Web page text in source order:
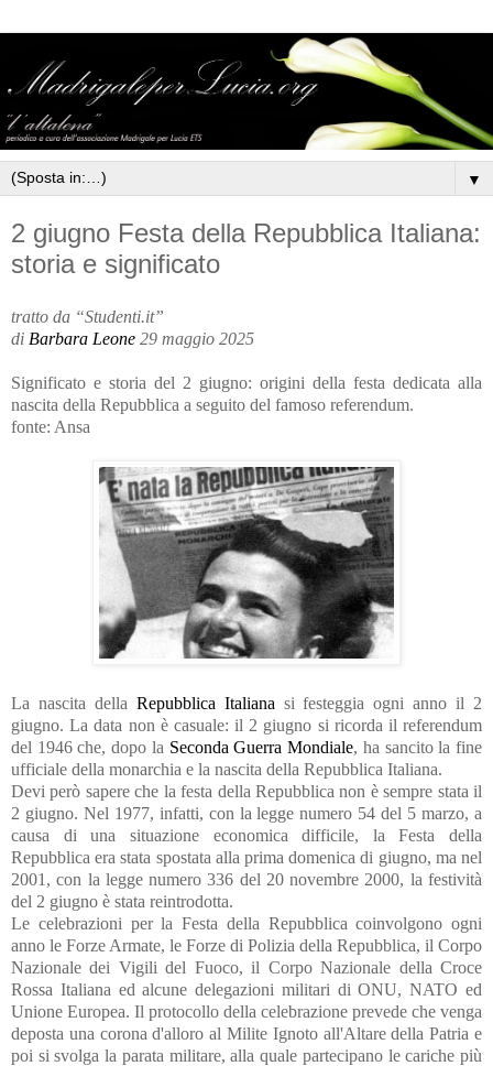
▼
2 giugno Festa della Repubblica Italiana:
storia e significato
tratto da “Studenti.it”
di Barbara Leone 29 maggio 2025
Significato e storia del 2 giugno: origini della festa dedicata alla
nascita della Repubblica a seguito del famoso referendum.
fonte: Ansa
La nascita della Repubblica Italiana si festeggia ogni anno il 2
giugno. La data non è casuale: il 2 giugno si ricorda il referendum
del 1946 che, dopo la Seconda Guerra Mondiale, ha sancito la fine
ufficiale della monarchia e la nascita della Repubblica Italiana.
Devi però sapere che la festa della Repubblica non è sempre stata il
2 giugno. Nel 1977, infatti, con la legge numero 54 del 5 marzo, a
causa di una situazione economica difficile, la Festa della
Repubblica era stata spostata alla prima domenica di giugno, ma nel
2001, con la legge numero 336 del 20 novembre 2000, la festività
del 2 giugno è stata reintrodotta.
Le celebrazioni per la Festa della Repubblica coinvolgono ogni
anno le Forze Armate, le Forze di Polizia della Repubblica, il Corpo
Nazionale dei Vigili del Fuoco, il Corpo Nazionale della Croce
Rossa Italiana ed alcune delegazioni militari di ONU, NATO ed
Unione Europea. Il protocollo della celebrazione prevede che venga
deposta una corona d'alloro al Milite Ignoto all'Altare della Patria e
poi si svolga la parata militare, alla quale partecipano le cariche più